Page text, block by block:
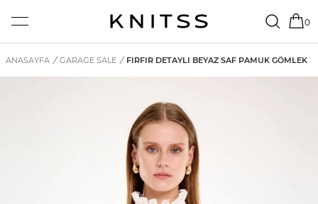
0
ANASAYFA / GARAGE SALE / FIRFIR DETAYLI BEYAZ SAF PAMUK GÖMLEK